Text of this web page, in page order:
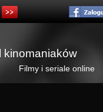
kinomaniaków
Filmy i seriale online